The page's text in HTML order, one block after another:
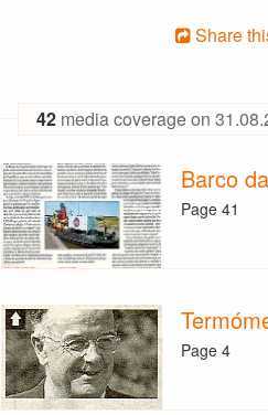
Share
42 media coverage on
Barco
Page 41
Page 4